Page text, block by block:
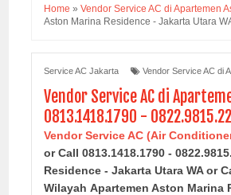
Home » Vendor Service AC di Apartemen
Aston Marina Residence - Jakarta Utara
Service AC Jakarta Vendor Service AC di
Vendor Service AC di
0813.1418.1790 -
Vendor Service AC (Air
or Call 0813.1418.1790 -
Residence - Jakarta Utara WA or
Wilayah Apartemen Aston Marina